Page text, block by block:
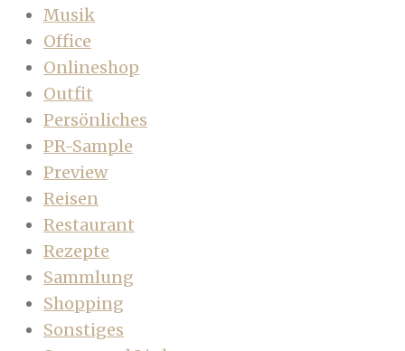
Musik
Office
Onlineshop
Outfit
Persönliches
PR-Sample
Preview
Reisen
Restaurant
Rezepte
Sammlung
Shopping
Sonstiges